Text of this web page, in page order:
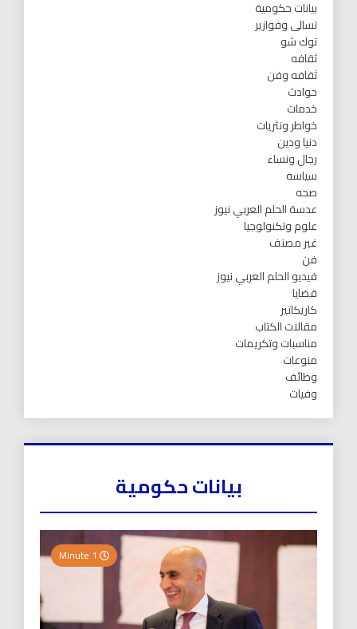
بيانات حكومية
تسالى وفوازير
توك شو
ثقافه
ثقافه وفن
حوادث
خدمات
خواطر ونثريات
دنيا ودين
رجال ونساء
سياسه
صحه
عدسة الحلم العربي نيوز
علوم وتكنولوجيا
غير مصنف
فن
فيديو الحلم العربي نيوز
قضايا
كاريكاتير
مقالات الكتاب
مناسبات وتكريمات
منوعات
وظائف
وفيات
بيانات حكومية